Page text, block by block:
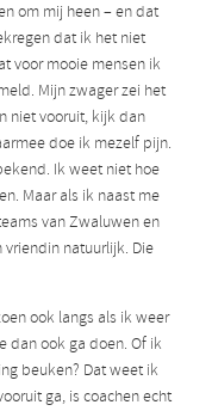
om mij heen – en dat
dat ik het niet
voor mooie mensen ik
Mijn zwager zei het
niet vooruit, kijk dan
doe ik mezelf pijn.
Ik weet niet hoe
Maar als ik naast me
van Zwaluwen en
vriendin natuurlijk. Die
ook langs als ik weer
dan ook ga doen. Of ik
beuken? Dat weet ik
ga, is coachen echt